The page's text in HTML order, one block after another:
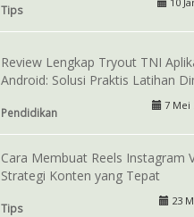
Tips
Review Lengkap Tryout TNI
Android: Solusi Praktis Latihan
Pendidikan
7
Cara Membuat Reels Instagram
Strategi Konten yang Tepat
Tips
23